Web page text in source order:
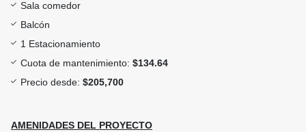
Sala comedor
Balcón
1 Estacionamiento
Cuota de mantenimiento: $134.64
Precio desde: $205,700
AMENIDADES DEL PROYECTO